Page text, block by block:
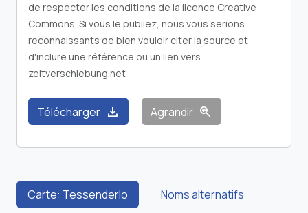
de respecter les conditions de la licence Creative
Commons. Si vous le publiez, nous vous serions
reconnaissants de bien vouloir citer la source et
d'inclure une référence ou un lien vers
zeitverschiebung.net
Télécharger download Agrandir zoom_in
Carte: Tessenderlo Noms alternatifs